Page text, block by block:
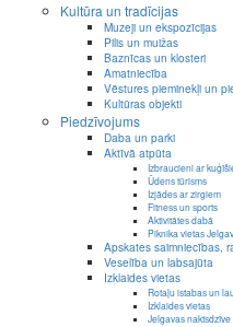
Kultūra un tradīcijas
Muzeji un ekspozīcijas
Pilis un muižas
Baznīcas un klosteri
Amatniecība
Vēstures pieminekļi un
Kultūras objekti
Piedzīvojums
Daba un parki
Aktīvā atpūta
Izbraucieni ar
Ūdens tūrisms
Izjādes ar zirgiem
Fitness un sports
Aktivitātes dabā
Piknika vietas
Apskates saimniecības,
Veselība un labsajūta
Izklaides vietas
Rotaļu istabas un
Izklaides vietas
Jelgavas naktsdzīve